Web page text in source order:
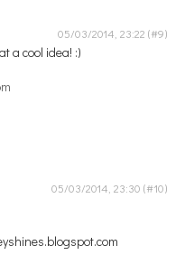
05/03/2014, 23:22
a cool idea! :)
05/03/2014, 23:30